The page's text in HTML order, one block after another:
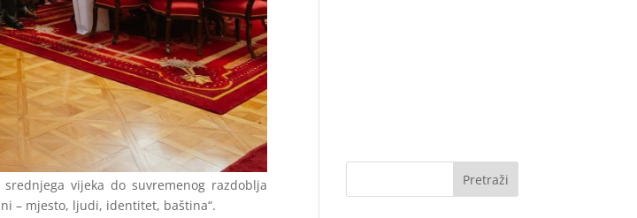
vijeka do suvremenog razdoblja
– mjesto, ljudi, identitet, baština“.